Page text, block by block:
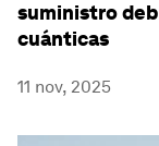
suministro
cuánticas
11 nov, 2025